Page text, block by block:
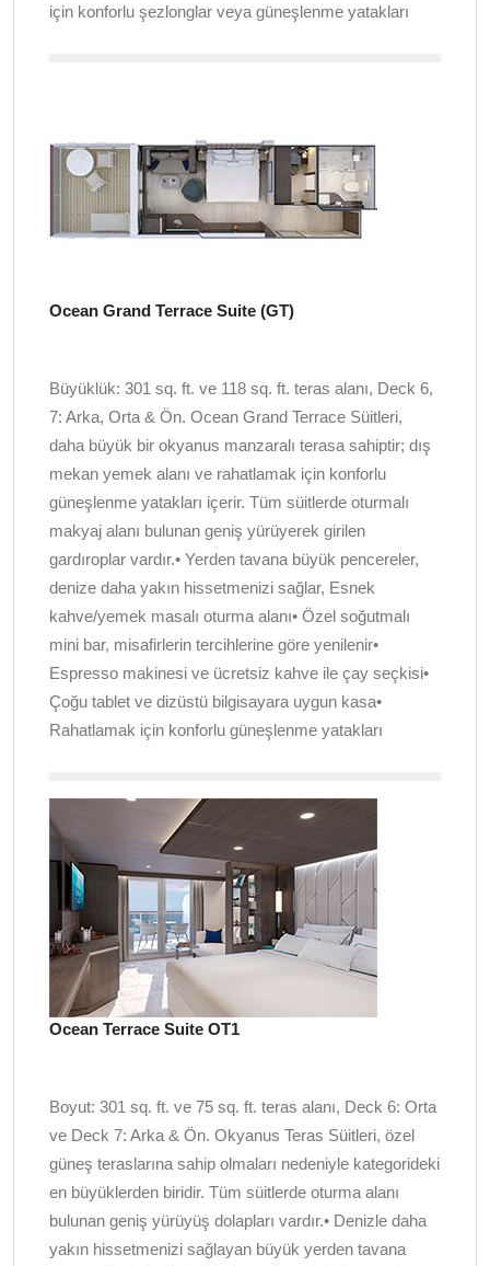
için konforlu şezlonglar veya güneşlenme yatakları
Ocean Grand Terrace Suite (GT)
Büyüklük: 301 sq. ft. ve 118 sq. ft. teras alanı, Deck 6,
7: Arka, Orta & Ön. Ocean Grand Terrace Süitleri,
daha büyük bir okyanus manzaralı terasa sahiptir; dış
mekan yemek alanı ve rahatlamak için konforlu
güneşlenme yatakları içerir. Tüm süitlerde oturmalı
makyaj alanı bulunan geniş yürüyerek girilen
gardıroplar vardır.• Yerden tavana büyük pencereler,
denize daha yakın hissetmenizi sağlar, Esnek
kahve/yemek masalı oturma alanı• Özel soğutmalı
mini bar, misafirlerin tercihlerine göre yenilenir•
Espresso makinesi ve ücretsiz kahve ile çay seçkisi•
Çoğu tablet ve dizüstü bilgisayara uygun kasa•
Rahatlamak için konforlu güneşlenme yatakları
Ocean Terrace Suite OT1
Boyut: 301 sq. ft. ve 75 sq. ft. teras alanı, Deck 6: Orta
ve Deck 7: Arka & Ön. Okyanus Teras Süitleri, özel
güneş teraslarına sahip olmaları nedeniyle kategorideki
en büyüklerden biridir. Tüm süitlerde oturma alanı
bulunan geniş yürüyüş dolapları vardır.• Denizle daha
yakın hissetmenizi sağlayan büyük yerden tavana